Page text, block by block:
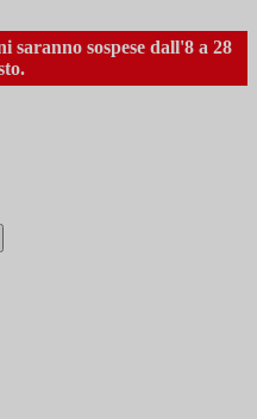
saranno sospese dall'8 a 28